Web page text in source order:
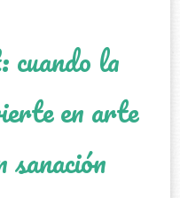
la
en arte
sanación